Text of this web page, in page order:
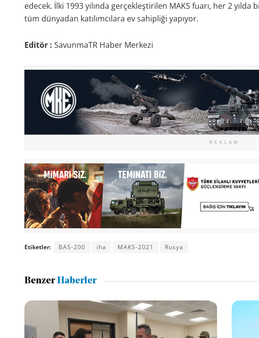
edecek. İlki 1993 yılında gerçekleştirilen MAKS fuarı, her 2
tüm dünyadan katılımcılara ev sahipliği yapıyor.
Editör : SavunmaTR Haber Merkezi
REKLAM
Etiketler: BAS-200 iha MAKS-2021 Rusya
BenzerHaberler